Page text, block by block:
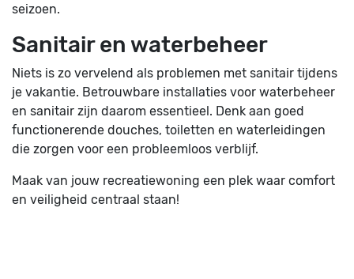
seizoen.
Sanitair en waterbeheer
Niets is zo vervelend als problemen met sanitair tijdens
je vakantie. Betrouwbare installaties voor waterbeheer
en sanitair zijn daarom essentieel. Denk aan goed
functionerende douches, toiletten en waterleidingen
die zorgen voor een probleemloos verblijf.
Maak van jouw recreatiewoning een plek waar comfort
en veiligheid centraal staan!